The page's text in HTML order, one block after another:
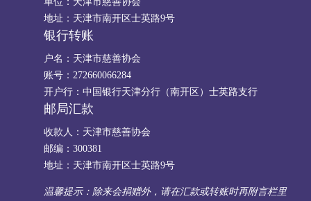
地址：天津市南开区士英路9号
银行转账
户名：天津市慈善协会
账号：272660066284
开户行：中国银行天津分行（南开区）士英路支行
邮局汇款
收款人：天津市慈善协会
邮编：300381
地址：天津市南开区士英路9号
温馨提示：除来会捐赠外，请在汇款或转账时再附言栏里